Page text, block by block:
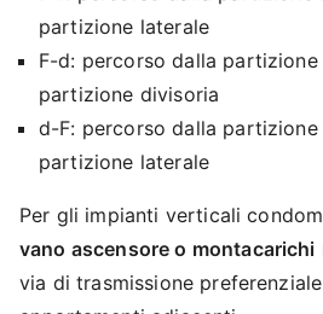
partizione laterale
F-d: percorso dalla
partizione divisoria
d-F: percorso dalla
partizione laterale
Per gli impianti verticali
vano ascensore o montacarichi
via di trasmissione